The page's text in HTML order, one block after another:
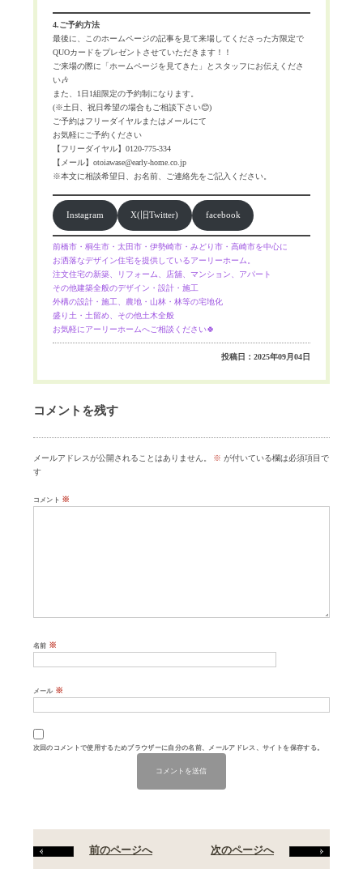
4.ご予約方法
最後に、このホームページの記事を見て来場してくださった方限定で
QUOカードをプレゼントさせていただきます！！
ご来場の際に「ホームページを見てきた」とスタッフにお伝えくださ
い🎶
また、1日1組限定の予約制になります。
(※土日、祝日希望の場合もご相談下さい😊)
ご予約はフリーダイヤルまたはメールにて
お気軽にご予約ください
【フリーダイヤル】0120-775-334
【メール】otoiawase@early-home.co.jp
※本文に相談希望日、お名前、ご連絡先をご記入ください。
Instagram X(旧Twitter) facebook
前橋市・桐生市・太田市・伊勢崎市・みどり市・高崎市を中心に
お洒落なデザイン住宅を提供しているアーリーホーム。
注文住宅の新築、リフォーム、店舖、マンション、アパート
その他建築全般のデザイン・設計・施工
外構の設計・施工、農地・山林・林等の宅地化
盛り土・土留め、その他土木全般
お気軽にアーリーホームへご相談ください🍀
投稿日：2025年09月04日
コメントを残す
メールアドレスが公開されることはありません。 ※ が付いている欄は必須項目で
す
コメント ※
名前 ※
メール ※
次回のコメントで使用するためブラウザーに自分の名前、メールアドレス、サイトを保存する。
次のページへ
前のページへ